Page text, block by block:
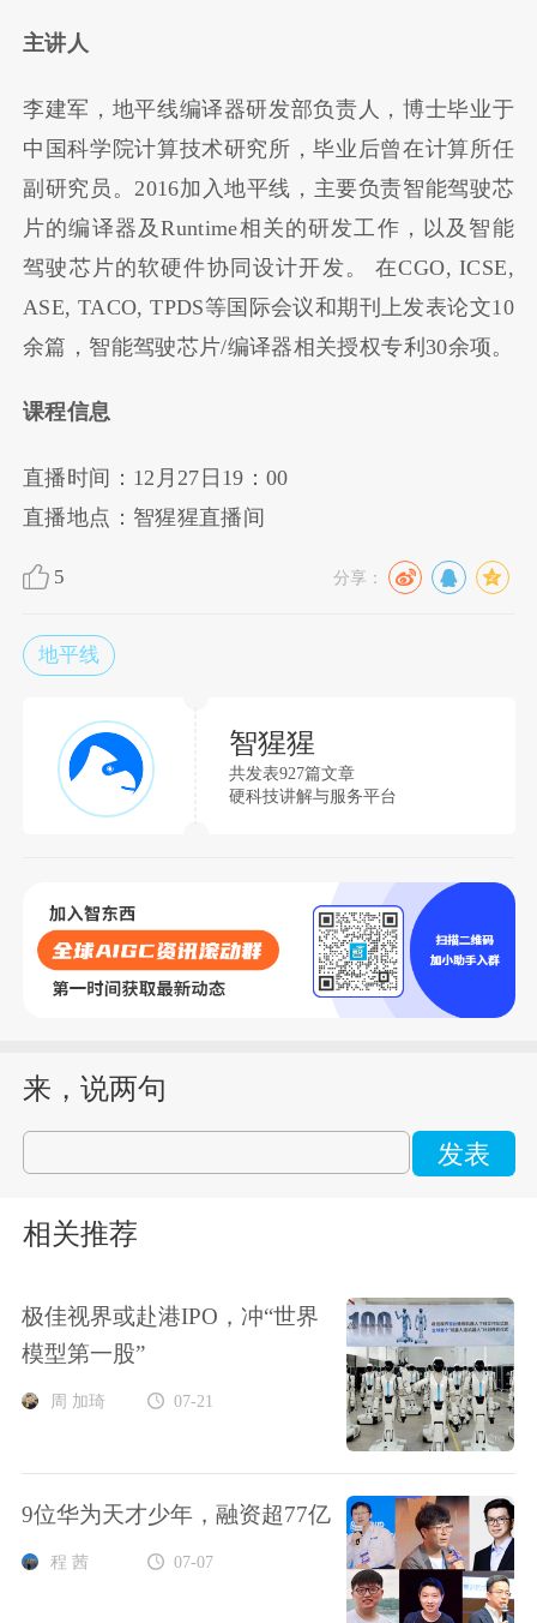
主讲人
李建军，地平线编译器研发部负责人，博士毕业于
中国科学院计算技术研究所，毕业后曾在计算所任
副研究员。2016加入地平线，主要负责智能驾驶芯
片的编译器及Runtime相关的研发工作，以及智能
驾驶芯片的软硬件协同设计开发。 在CGO, ICSE,
ASE, TACO, TPDS等国际会议和期刊上发表论文10
余篇，智能驾驶芯片/编译器相关授权专利30余项。
课程信息
直播时间：12月27日19：00
直播地点：智猩猩直播间
5 分享：
地平线
智猩猩
共发表927篇文章
硬科技讲解与服务平台
来，说两句
发表
相关推荐
极佳视界或赴港IPO，冲“世界
模型第一股”
周 加琦 07-21
9位华为天才少年，融资超77亿
程 茜 07-07